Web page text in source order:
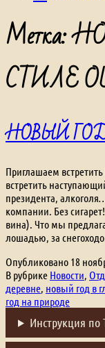
Метка:
СТИЛЕ
НОВЫЙ ГОД
Приглашаем
встретить
президента,
компании. Без
вина). Что мы
лошадью, за
Опубликовано 18
В рубрике Новости
деревне новый год в
год на природе
Инструкция по